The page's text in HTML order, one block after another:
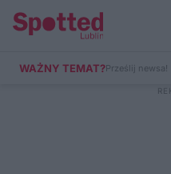
WAŻNY TEMAT?Prześlij newsa!